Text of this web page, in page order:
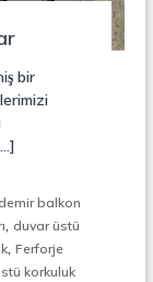
bir
balkon
, duvar üstü
, Ferforje
korkuluk